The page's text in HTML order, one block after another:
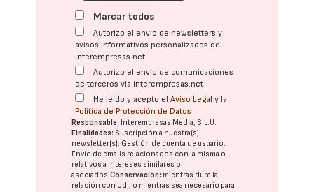
Marcar todos
Autorizo el envío de newsletters y
avisos informativos personalizados de
interempresas.net
Autorizo el envío de comunicaciones
de terceros vía interempresas.net
He leído y acepto elAviso Legal y la
Política de Protección de Datos
Responsable: Interempresas Media, S.L.U.
Finalidades: Suscripción a nuestra(s)
newsletter(s). Gestión de cuenta de usuario.
Envío de emails relacionados con la misma o
relativos a intereses similares o
asociados.Conservación: mientras dure la
relación con Ud., o mientras sea necesario para